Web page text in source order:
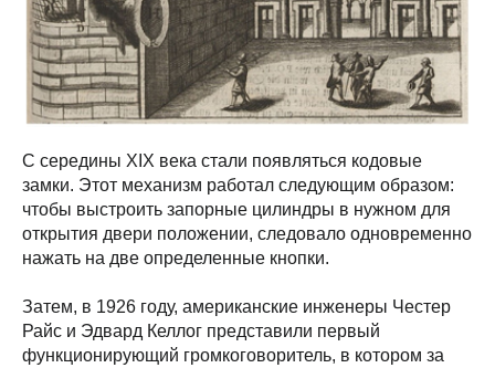
С середины XIX века стали появляться кодовые
замки. Этот механизм работал следующим образом:
чтобы выстроить запорные цилиндры в нужном для
открытия двери положении, следовало одновременно
нажать на две определенные кнопки.
Затем, в 1926 году, американские инженеры Честер
Райс и Эдвард Келлог представили первый
функционирующий громкоговоритель, в котором за